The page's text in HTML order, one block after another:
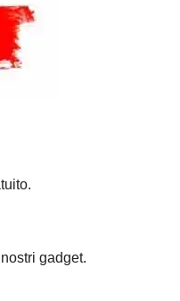
gadget.